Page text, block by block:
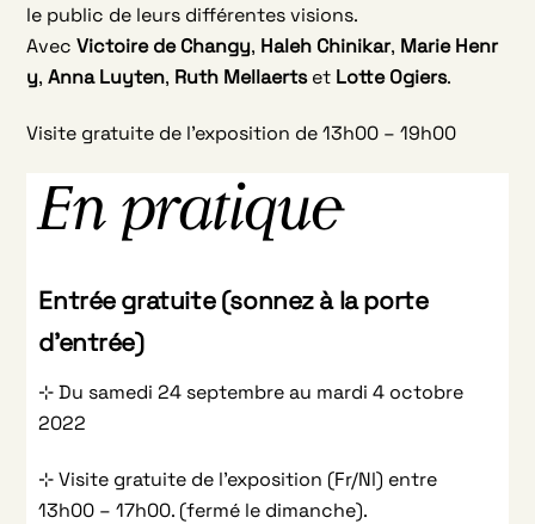
le public de leurs différentes visions.
AvecVictoire de Changy, Haleh Chinikar, Marie Henr
y,Anna Luyten, Ruth Mellaertset Lotte Ogiers.
Visite gratuite de l’exposition de 13h00 – 19h00
En pratique
Entrée gratuite (sonnez à la porte
d’entrée)
⊹ Du samedi 24 septembre au mardi 4 octobre
2022
⊹ Visite gratuite de l’exposition (Fr/Nl) entre
13h00 – 17h00. (fermé le dimanche).